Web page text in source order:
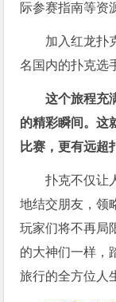
际参赛指南等资
加入红龙扑
名国内的扑克选
这个旅程充
的精彩瞬间。这
比赛，更有远超
扑克不仅让
地结交朋友，领
玩家们将不再局
的大神们一样，
旅行的全方位人